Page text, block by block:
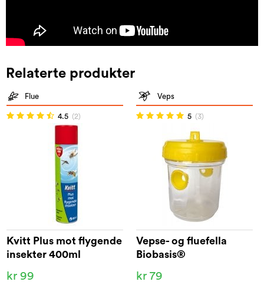
Relaterte produkter
Flue
4.5 (2)
Kvitt Plus mot flygende
insekter 400ml
kr 99
Veps
5 (3)
Vepse- og fluefella
Biobasis®
kr 79